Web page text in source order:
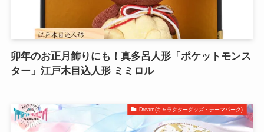
卯年のお正月飾りにも！真多呂人形「ポケットモンス
ター」江戸木目込人形 ミミロル
Dream(キャラクターグッズ・テーマパーク)